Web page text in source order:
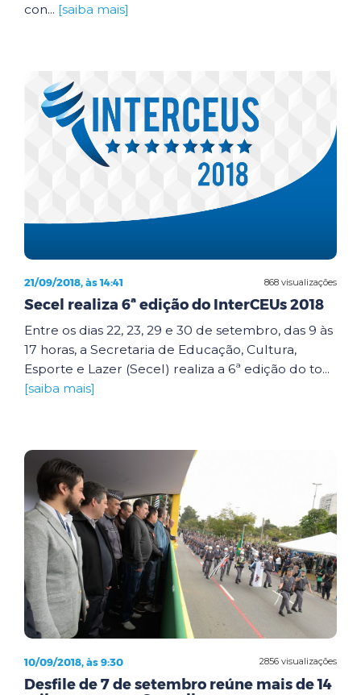
con... [saiba mais]
868 visualizações
21/09/2018, às 14:41
Secel realiza 6ª edição do InterCEUs 2018
Entre os dias 22, 23, 29 e 30 de setembro, das 9 às
17 horas, a Secretaria de Educação, Cultura,
Esporte e Lazer (Secel) realiza a 6ª edição do to...
[saiba mais]
2856 visualizações
10/09/2018, às 9:30
Desfile de 7 de setembro reúne mais de 14